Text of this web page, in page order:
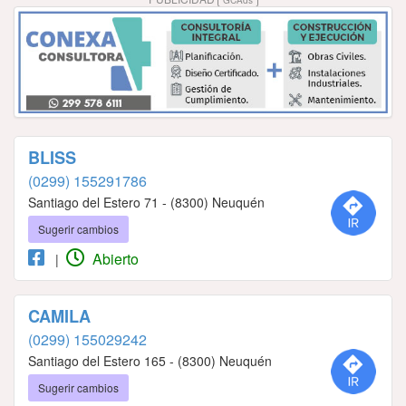
BLISS
(0299) 155291786
Santiago del Estero 71 - (8300) Neuquén
Sugerir cambios
| Abierto
CAMILA
(0299) 155029242
Santiago del Estero 165 - (8300) Neuquén
Sugerir cambios